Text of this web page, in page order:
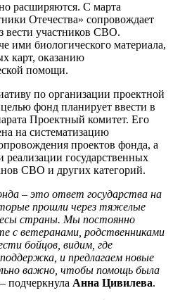
расширяются. С марта
Отечества» сопровождает
вести участников СВО.
ими биологического материала,
карт, оказанию
помощи.
по организации проектной
фонд планирует ввести в
Проектный комитет. Его
на систематизацию
проектов фонда, а
реализации государственных
СВО и других категорий.
– это ответ государства на
прошли через тяжелые
страны. Мы постоянно
с ветеранами, родственниками
бойцов, видим, где
и предлагаем новые
важно, чтобы помощь была
подчеркнула Анна Цивилева.